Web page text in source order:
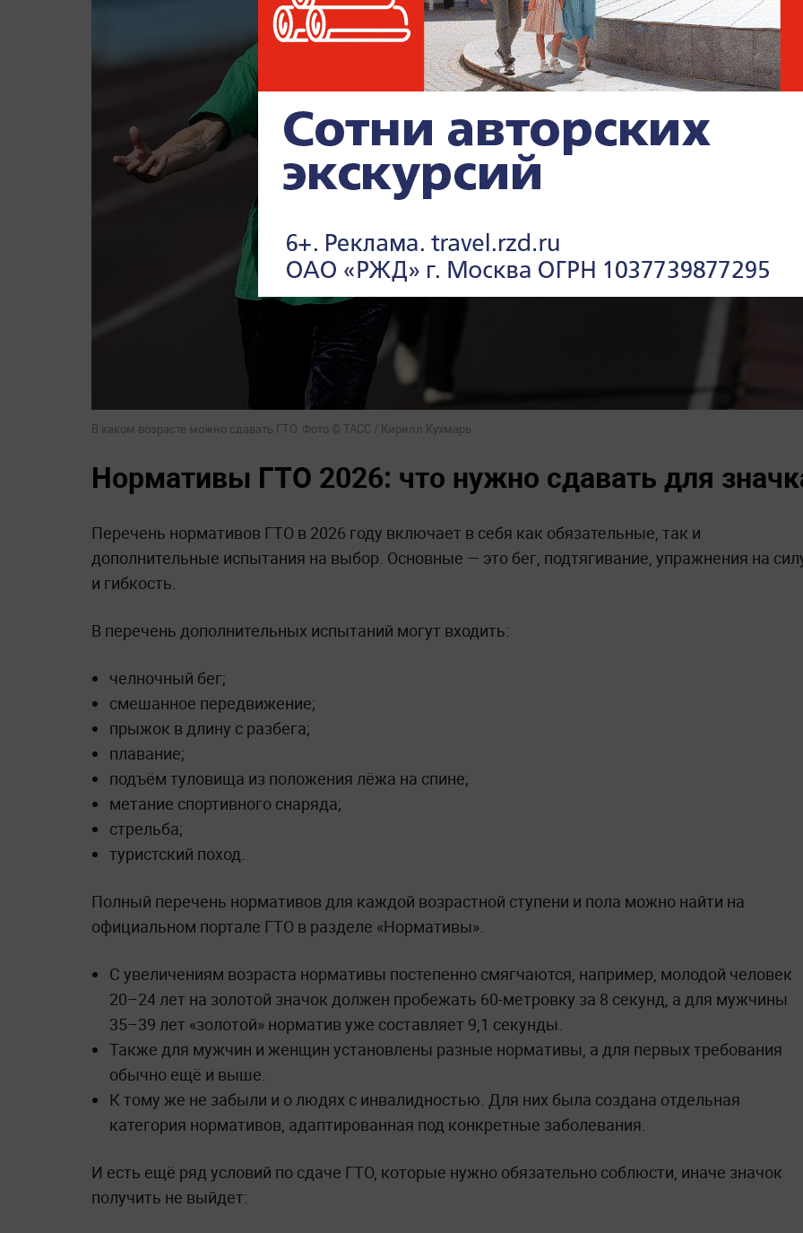
В каком возрасте можно сдавать ГТО. Фото © ТАСС / Кирилл Кухмарь
Нормативы ГТО 2026: что нужно сдавать для
Перечень нормативов ГТО в 2026 году включает в себя как обязательные, так и
дополнительные испытания на выбор. Основные — это бег, подтягивание, упражнения на
и гибкость.
В перечень дополнительных испытаний могут входить:
челночный бег;
смешанное передвижение;
прыжок в длину с разбега;
плавание;
подъём туловища из положения лёжа на спине;
метание спортивного снаряда;
стрельба;
туристский поход.
Полный перечень нормативов для каждой возрастной ступени и пола можно найти на
официальном портале ГТО в разделе «Нормативы».
С увеличениям возраста нормативы постепенно смягчаются, например, молодой человек
20–24 лет на золотой значок должен пробежать 60-метровку за 8 секунд, а для мужчины
35–39 лет «золотой» норматив уже составляет 9,1 секунды.
Также для мужчин и женщин установлены разные нормативы, а для первых требования
обычно ещё и выше.
К тому же не забыли и о людях с инвалидностью. Для них была создана отдельная
категория нормативов, адаптированная под конкретные заболевания.
И есть ещё ряд условий по сдаче ГТО, которые нужно обязательно соблюсти, иначе значок
получить не выйдет: